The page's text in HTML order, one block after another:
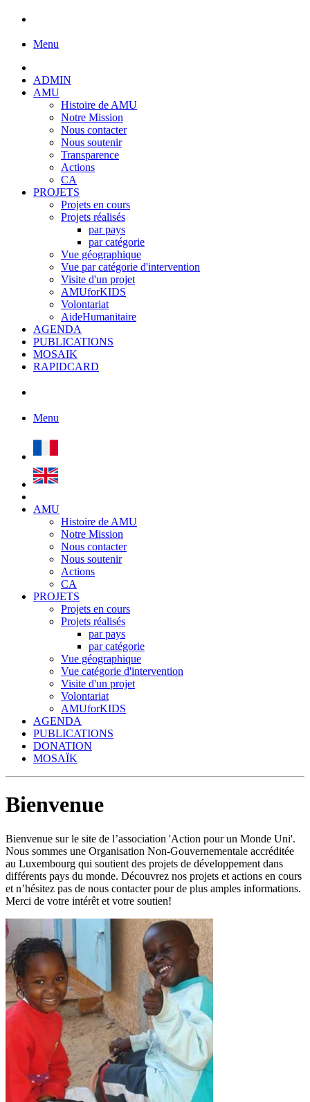
Menu
ADMIN
AMU
Histoire de AMU
Notre Mission
Nous contacter
Nous soutenir
Transparence
Actions
CA
PROJETS
Projets en cours
Projets réalisés
par pays
par catégorie
Vue géographique
Vue par catégorie d'intervention
Visite d'un projet
AMUforKIDS
Volontariat
AideHumanitaire
AGENDA
PUBLICATIONS
MOSAIK
RAPIDCARD
Menu
AMU
Histoire de AMU
Notre Mission
Nous contacter
Nous soutenir
Actions
CA
PROJETS
Projets en cours
Projets réalisés
par pays
par catégorie
Vue géographique
Vue catégorie d'intervention
Visite d'un projet
Volontariat
AMUforKIDS
AGENDA
PUBLICATIONS
DONATION
MOSAÏK
Bienvenue
Bienvenue sur le site de l’association 'Action pour un Monde Uni'.
Nous sommes une Organisation Non-Gouvernementale accréditée
au Luxembourg qui soutient des projets de développement dans
différents pays du monde. Découvrez nos projets et actions en cours
et n’hésitez pas de nous contacter pour de plus amples informations.
Merci de votre intérêt et votre soutien!